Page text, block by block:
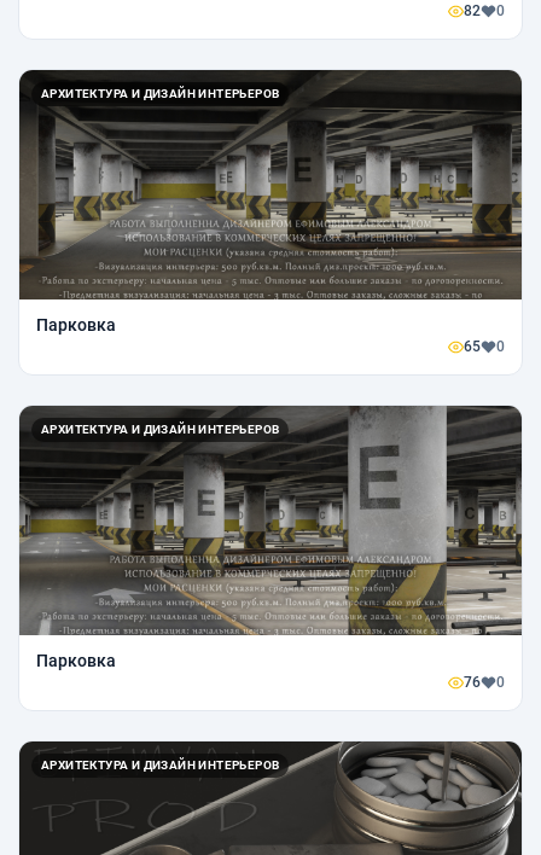
82 0
АРХИТЕКТУРА И ДИЗАЙН ИНТЕРЬЕРОВ
Парковка
65 0
АРХИТЕКТУРА И ДИЗАЙН ИНТЕРЬЕРОВ
Парковка
76 0
АРХИТЕКТУРА И ДИЗАЙН ИНТЕРЬЕРОВ